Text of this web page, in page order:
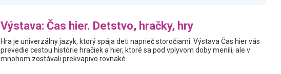
Výstava: Čas hier. Detstvo, hračky, hry
Hra je univerzálny jazyk, ktorý spája deti naprieč storočiami. Výstava Čas hier vás
prevedie cestou histórie hračiek a hier, ktoré sa pod vplyvom doby menili, ale v
mnohom zostávali prekvapivo rovnaké.